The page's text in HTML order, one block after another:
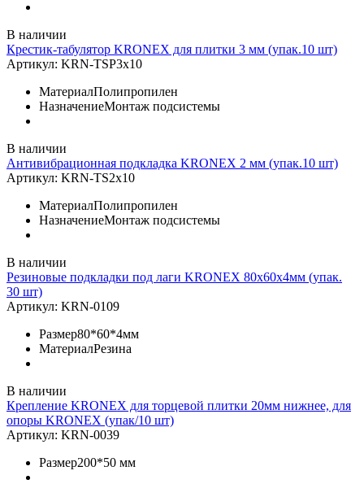
В наличии
Крестик-табулятор KRONEX для плитки 3 мм (упак.10 шт)
Артикул: KRN-TSP3x10
МатериалПолипропилен
НазначениеМонтаж подсистемы
В наличии
Антивибрационная подкладка KRONEX 2 мм (упак.10 шт)
Артикул: KRN-TS2x10
МатериалПолипропилен
НазначениеМонтаж подсистемы
В наличии
Резиновые подкладки под лаги KRONEX 80х60х4мм (упак.
30 шт)
Артикул: KRN-0109
Размер80*60*4мм
МатериалРезина
В наличии
Крепление KRONEX для торцевой плитки 20мм нижнее, для
опоры KRONEX (упак/10 шт)
Артикул: KRN-0039
Размер200*50 мм